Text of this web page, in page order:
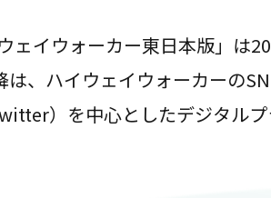
ェイウォーカー東日本版」は
は、ハイウェイウォーカーの
）を中心としたデジタル